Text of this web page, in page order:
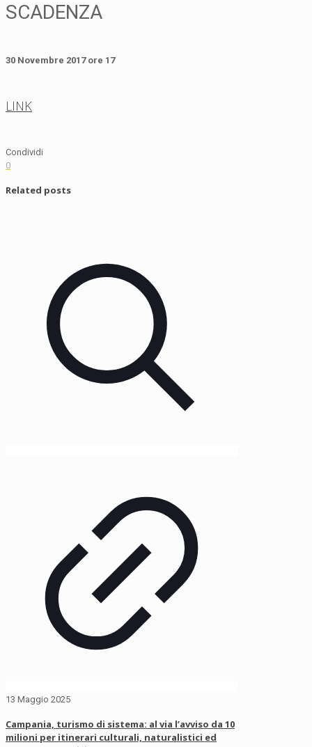
SCADENZA
30 Novembre 2017 ore 17
LINK
Condividi
0
Related posts
13 Maggio 2025
Campania, turismo di sistema: al via l’avviso da 10
milioni per itinerari culturali, naturalistici ed